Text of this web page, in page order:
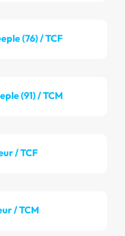
(76) / TCF
(91) / TCM
/ TCF
/ TCM